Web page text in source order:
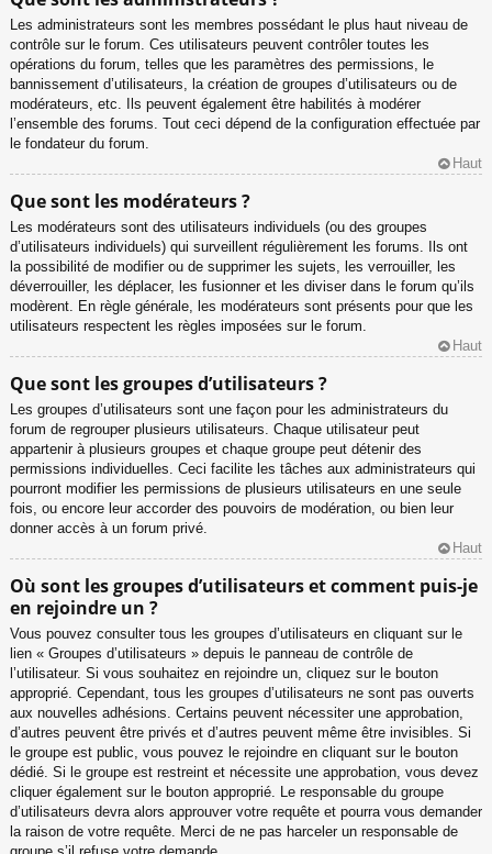
Les administrateurs sont les membres possédant le plus haut niveau de
contrôle sur le forum. Ces utilisateurs peuvent contrôler toutes les
opérations du forum, telles que les paramètres des permissions, le
bannissement d’utilisateurs, la création de groupes d’utilisateurs ou de
modérateurs, etc. Ils peuvent également être habilités à modérer
l’ensemble des forums. Tout ceci dépend de la configuration effectuée par
le fondateur du forum.
Haut
Que sont les modérateurs ?
Les modérateurs sont des utilisateurs individuels (ou des groupes
d’utilisateurs individuels) qui surveillent régulièrement les forums. Ils ont
la possibilité de modifier ou de supprimer les sujets, les verrouiller, les
déverrouiller, les déplacer, les fusionner et les diviser dans le forum qu’ils
modèrent. En règle générale, les modérateurs sont présents pour que les
utilisateurs respectent les règles imposées sur le forum.
Haut
Que sont les groupes d’utilisateurs ?
Les groupes d’utilisateurs sont une façon pour les administrateurs du
forum de regrouper plusieurs utilisateurs. Chaque utilisateur peut
appartenir à plusieurs groupes et chaque groupe peut détenir des
permissions individuelles. Ceci facilite les tâches aux administrateurs qui
pourront modifier les permissions de plusieurs utilisateurs en une seule
fois, ou encore leur accorder des pouvoirs de modération, ou bien leur
donner accès à un forum privé.
Haut
Où sont les groupes d’utilisateurs et comment puis-je
en rejoindre un ?
Vous pouvez consulter tous les groupes d’utilisateurs en cliquant sur le
lien « Groupes d’utilisateurs » depuis le panneau de contrôle de
l’utilisateur. Si vous souhaitez en rejoindre un, cliquez sur le bouton
approprié. Cependant, tous les groupes d’utilisateurs ne sont pas ouverts
aux nouvelles adhésions. Certains peuvent nécessiter une approbation,
d’autres peuvent être privés et d’autres peuvent même être invisibles. Si
le groupe est public, vous pouvez le rejoindre en cliquant sur le bouton
dédié. Si le groupe est restreint et nécessite une approbation, vous devez
cliquer également sur le bouton approprié. Le responsable du groupe
d’utilisateurs devra alors approuver votre requête et pourra vous demander
la raison de votre requête. Merci de ne pas harceler un responsable de